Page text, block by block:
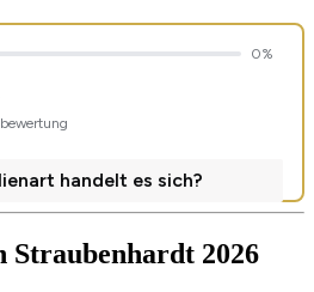
Straubenhardt 2026